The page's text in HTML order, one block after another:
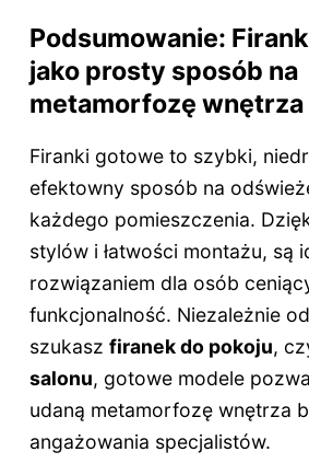
Podsumowanie:
jako prosty sposób na
metamorfozę wnętrza
Firanki gotowe to szybki,
efektowny sposób na
każdego pomieszczenia.
stylów i łatwości montażu, są
rozwiązaniem dla osób
funkcjonalność. Niezależnie
szukasz firanek do pokoju,
salonu, gotowe modele
udaną metamorfozę wnętrza
angażowania specjalistów.